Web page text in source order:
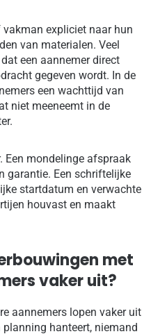
expliciet naar hun
van materialen. Veel
een aannemer direct
gegeven wordt. In de
een wachttijd van
niet meeneemt in de
Een mondelinge afspraak
garantie. Een schriftelijke
startdatum en verwachte
houvast en maakt
met
vaker uit?
aannemers lopen vaker uit
hanteert, niemand